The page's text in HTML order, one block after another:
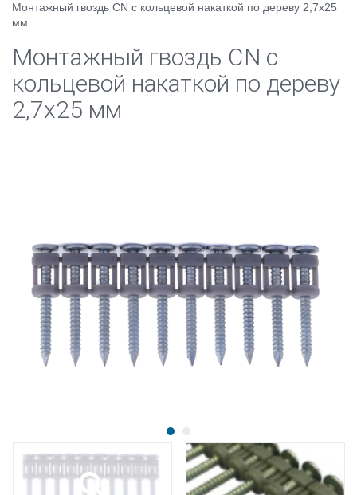
Монтажный гвоздь CN с кольцевой накаткой по дереву 2,7х25
мм
Монтажный гвоздь CN с
кольцевой накаткой по дереву
2,7х25 мм